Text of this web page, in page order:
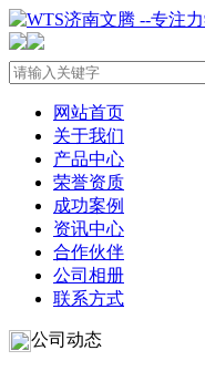
网站首页
关于我们
产品中心
荣誉资质
成功案例
资讯中心
合作伙伴
公司相册
联系方式
公司动态